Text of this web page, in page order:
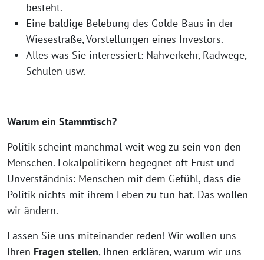
besteht.
Eine baldige Belebung des Golde-Baus in der
Wiesestraße, Vorstellungen eines Investors.
Alles was Sie interessiert: Nahverkehr, Radwege,
Schulen usw.
Warum ein Stammtisch?
Politik scheint manchmal weit weg zu sein von den
Menschen. Lokalpolitikern begegnet oft Frust und
Unverständnis: Menschen mit dem Gefühl, dass die
Politik nichts mit ihrem Leben zu tun hat. Das wollen
wir ändern.
Lassen Sie uns miteinander reden! Wir wollen uns
Ihren Fragen stellen, Ihnen erklären, warum wir uns